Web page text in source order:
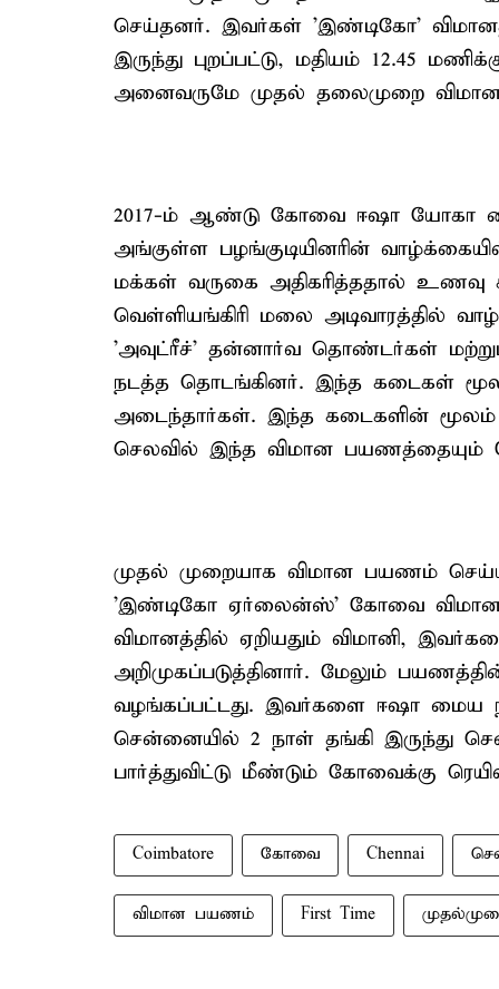
செய்தனர். இவர்கள் 'இண்டிகோ'
இருந்து புறப்பட்டு, மதியம் 12.45
அனைவருமே முதல் தலைமுறை விமான
2017-ம் ஆண்டு கோவை ஈஷா யோகா
அங்குள்ள பழங்குடியினரின்
மக்கள் வருகை அதிகரித்ததால் உணவு
வெள்ளியங்கிரி மலை அடிவாரத்தில்
'அவுட்ரீச்' தன்னார்வ தொண்டர்கள்
நடத்த தொடங்கினர். இந்த கடைகள்
அடைந்தார்கள். இந்த கடைகளின்
செலவில் இந்த விமான
முதல் முறையாக விமான பயணம்
'இண்டிகோ ஏர்லைன்ஸ்' கோவை விமான
விமானத்தில் ஏறியதும் விமானி,
அறிமுகப்படுத்தினார். மேலும்
வழங்கப்பட்டது. இவர்களை ஈஷா மைய
சென்னையில் 2 நாள் தங்கி இருந்து
பார்த்துவிட்டு மீண்டும் கோவைக்கு
Coimbatore கோவை Chennai
விமான பயணம் First Time